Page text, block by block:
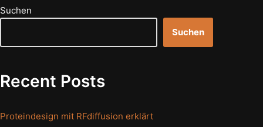
Suchen
Suchen
Recent Posts
Proteindesign mit RFdiffusion erklärt